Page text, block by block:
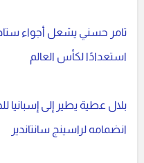
تامر حسني يشعل أجواء
استعدادًا لكأس العالم
بلال عطية يطير إلى
انضمامه لراسينج سانتاندير